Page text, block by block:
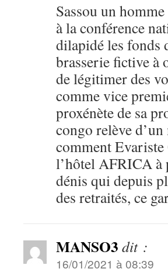
Sassou un
à la conférence
dilapidé les fonds
brasserie fictive à
de légitimer des
comme vice
proxénète de sa
congo relève
comment
l’hôtel AFRICA à
dénis qui depuis
des retraités, ce
MANSO3 dit :
16/01/2021 à 08:39